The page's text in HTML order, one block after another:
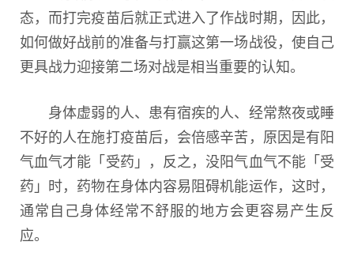
态，而打完疫苗后就正式进入了作战时期，因此，
如何做好战前的准备与打赢这第一场战役，使自己
更具战力迎接第二场对战是相当重要的认知。
身体虚弱的人、患有宿疾的人、经常熬夜或睡
不好的人在施打疫苗后，会倍感辛苦，原因是有阳
气血气才能「受药」，反之，没阳气血气不能「受
药」时，药物在身体内容易阻碍机能运作，这时，
通常自己身体经常不舒服的地方会更容易产生反
应。